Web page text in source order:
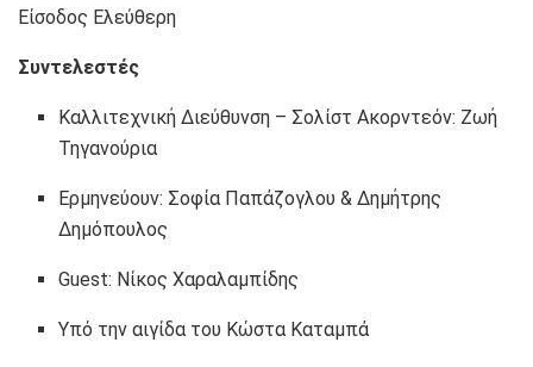
Είσοδος Ελεύθερη
Συντελεστές
Καλλιτεχνική Διεύθυνση – Σολίστ Ακορντεόν: Ζωή
Τηγανούρια
Ερμηνεύουν: Σοφία Παπάζογλου & Δημήτρης
Δημόπουλος
Guest: Νίκος Χαραλαμπίδης
Υπό την αιγίδα του Κώστα Καταμπά